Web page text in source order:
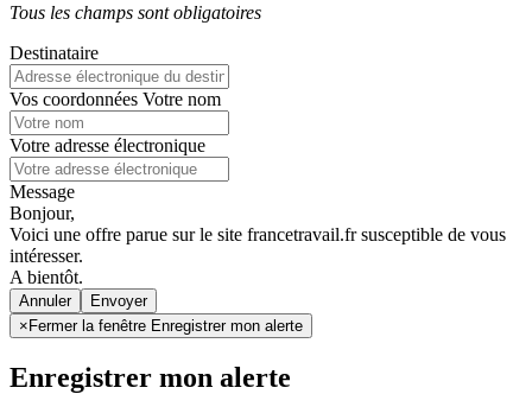
Tous les champs sont obligatoires
Destinataire
Vos coordonnées Votre nom
Votre adresse électronique
Message
Bonjour,
Voici une offre parue sur le site francetravail.fr susceptible de vous
intéresser.
A bientôt.
Annuler
× Fermer la fenêtre Enregistrer mon alerte
Enregistrer mon alerte